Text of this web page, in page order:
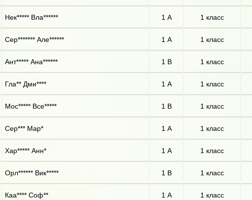
Нек***** Вла****** 1 А 1 класс
Сер******* Але****** 1 А 1 класс
Ант***** Ана****** 1 В 1 класс
Гла** Дми**** 1 А 1 класс
Мос***** Все***** 1 В 1 класс
Сер*** Мар* 1 А 1 класс
Хар***** Анн* 1 А 1 класс
Орл****** Вик***** 1 В 1 класс
Каа**** Соф** 1 А 1 класс